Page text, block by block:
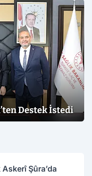
Destek İstedi
Şûra’da